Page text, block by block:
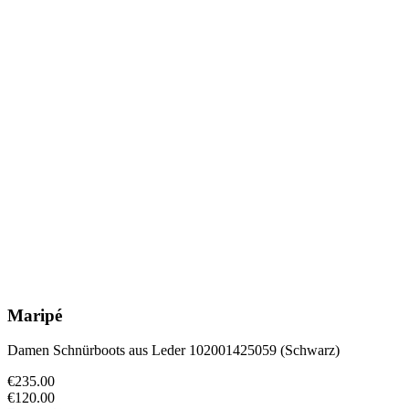
Maripé
Damen Schnürboots aus Leder 102001425059 (Schwarz)
€235.00
€120.00